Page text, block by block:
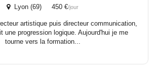
Lyon (69) 450 €/jour
artistique puis directeur communication,
une progression logique. Aujourd'hui je me
tourne vers la formation...